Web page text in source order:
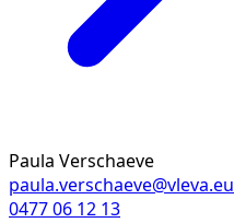
Paula Verschaeve
paula.verschaeve@vleva.eu
0477 06 12 13